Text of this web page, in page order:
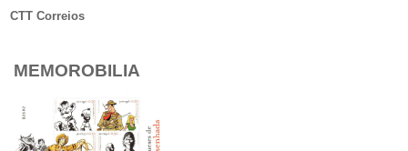
CTT Correios
MEMOROBILIA